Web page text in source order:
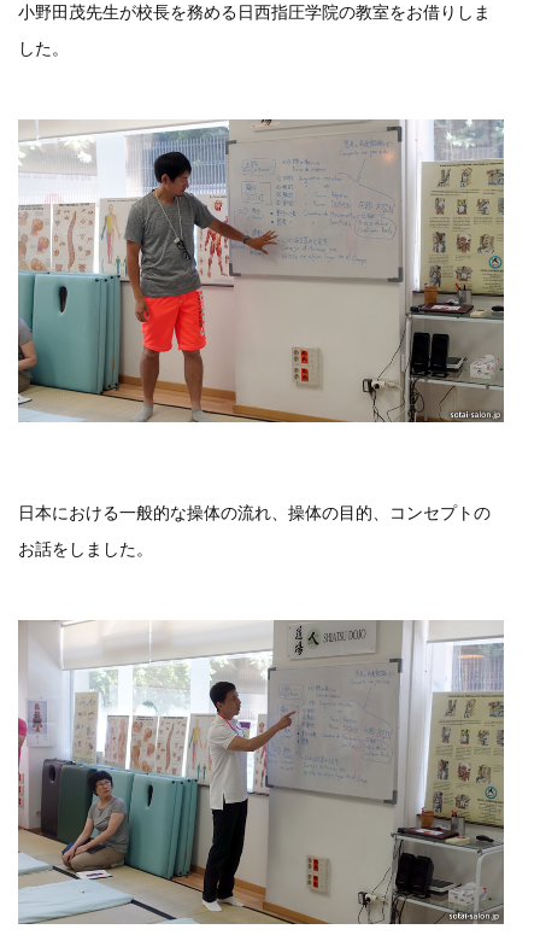
小野田茂先生が校長を務める日西指圧学院の教室をお借りしま
した。
日本における一般的な操体の流れ、操体の目的、コンセプトの
お話をしました。